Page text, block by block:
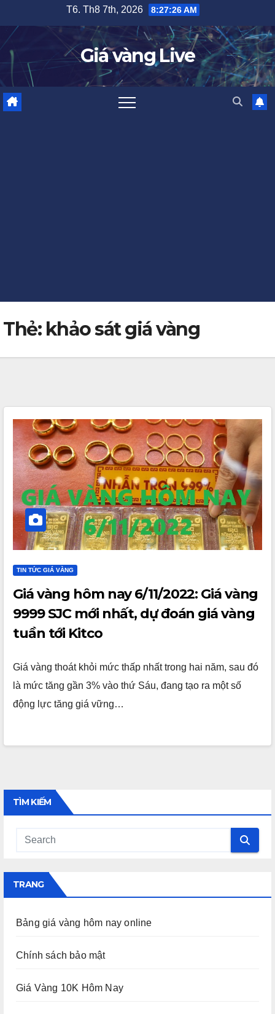
content
T6. Th8 7th, 2026 8:27:26 AM
Giá vàng Live
Thẻ: khảo sát giá vàng
TIN TỨC GIÁ VÀNG
Giá vàng hôm nay 6/11/2022: Giá vàng
9999 SJC mới nhất, dự đoán giá vàng
tuần tới Kitco
Giá vàng thoát khỏi mức thấp nhất trong hai năm, sau đó
là mức tăng gần 3% vào thứ Sáu, đang tạo ra một số
động lực tăng giá vững…
TÌM KIẾM
TRANG
Bảng giá vàng hôm nay online
Chính sách bảo mật
Giá Vàng 10K Hôm Nay